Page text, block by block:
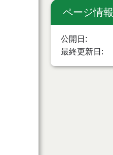
ページ情報
公開日
最終更新日